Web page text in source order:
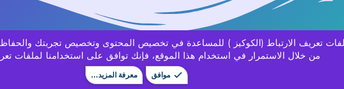
تعريف الارتباط (الكوكيز ) للمساعدة في تخصيص المحتوى وتخصيص تجربتك
من خلال الاستمرار في استخدام هذا الموقع، فإنك توافق على استخدامنا لملفات
موافق معرفة المزيد…